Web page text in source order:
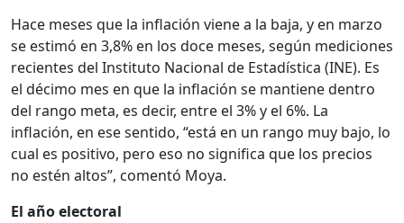
Hace meses que la inflación viene a la baja, y en marzo
se estimó en 3,8% en los doce meses, según mediciones
recientes del Instituto Nacional de Estadística (INE). Es
el décimo mes en que la inflación se mantiene dentro
del rango meta, es decir, entre el 3% y el 6%. La
inflación, en ese sentido, “está en un rango muy bajo, lo
cual es positivo, pero eso no significa que los precios
no estén altos”, comentó Moya.
El año electoral